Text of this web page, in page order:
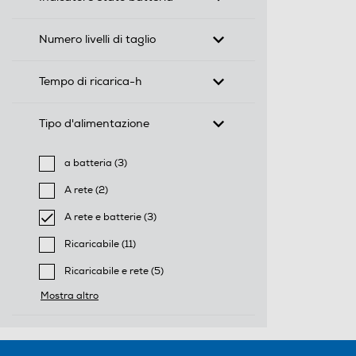
Numero livelli di taglio
Tempo di ricarica-h
Tipo d'alimentazione
a batteria (3)
Filtra per Tipo d'alimentazione: a batteria
A rete (2)
Filtra per Tipo d'alimentazione: A rete
A rete e batterie (3)
selected Filtro applicato per Tipo d'alimentazione: A
Ricaricabile (11)
Filtra per Tipo d'alimentazione: Ricaricabile
Ricaricabile e rete (5)
Filtra per Tipo d'alimentazione: Ricaricabile e rete
Mostra altro